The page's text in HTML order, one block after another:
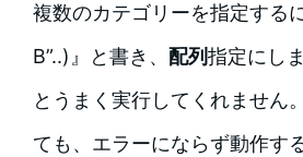
複数のカテゴリーを指定する
B”..)』と書き、 配列指定にし
とうまく実行してくれません
ても、エラーにならず動作す